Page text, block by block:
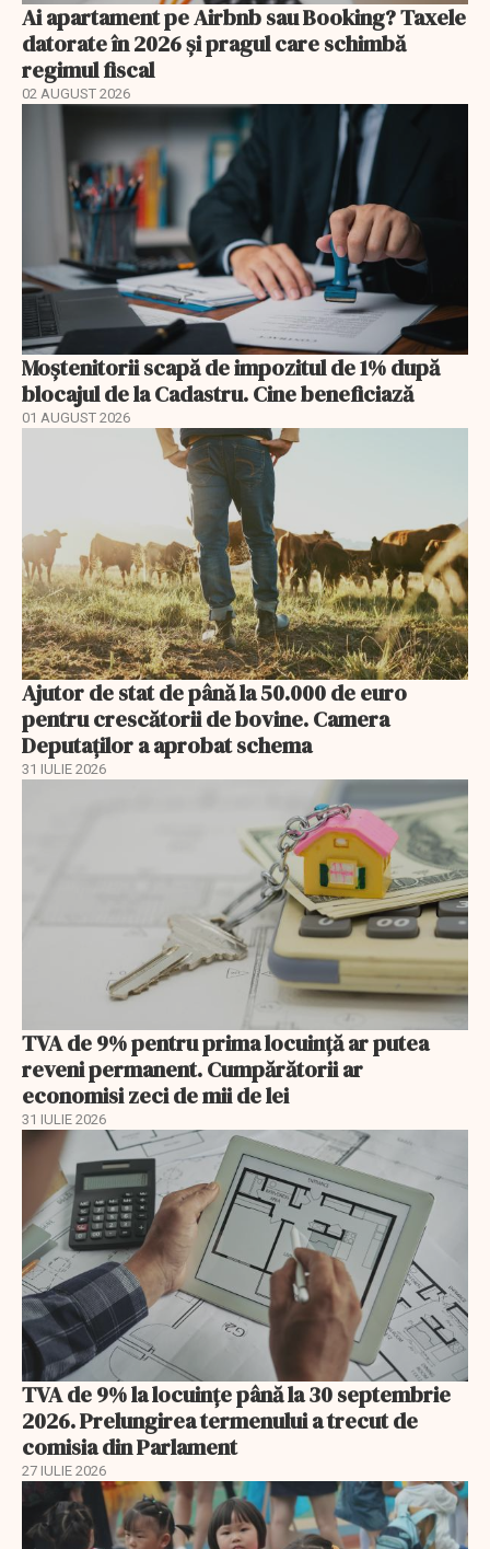
Ai apartament pe Airbnb sau Booking? Taxele
datorate în 2026 și pragul care schimbă
regimul fiscal
02 AUGUST 2026
Moștenitorii scapă de impozitul de 1% după
blocajul de la Cadastru. Cine beneficiază
01 AUGUST 2026
Ajutor de stat de până la 50.000 de euro
pentru crescătorii de bovine. Camera
Deputaților a aprobat schema
31 IULIE 2026
TVA de 9% pentru prima locuință ar putea
reveni permanent. Cumpărătorii ar
economisi zeci de mii de lei
31 IULIE 2026
TVA de 9% la locuințe până la 30 septembrie
2026. Prelungirea termenului a trecut de
comisia din Parlament
27 IULIE 2026